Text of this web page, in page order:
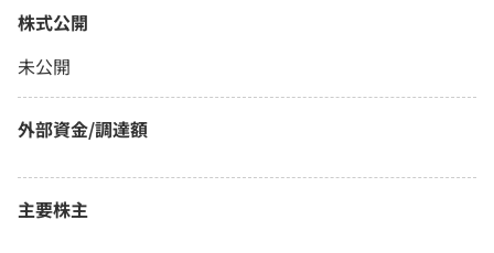
株式公開
未公開
外部資金/調達額
主要株主